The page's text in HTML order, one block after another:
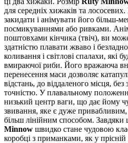
для середніх хижаків та
закидати і анімувати його
посмикуваннями або ривками.
поштовхами кінчика (твіч), ви
здатністю плавати жваво і
коливання і світлові спалахи, які
вмираючої риби. Його вражаюча
перенесення маси дозволяє
відстань, до віддаленого місця,
точністю. У плавальному
низький центр ваги, що дає йому
звивання, яке є дуже
більш лінійним способом. Завдяки
Minnow швидко стане чудовою
коробці з приманками, як у прісній